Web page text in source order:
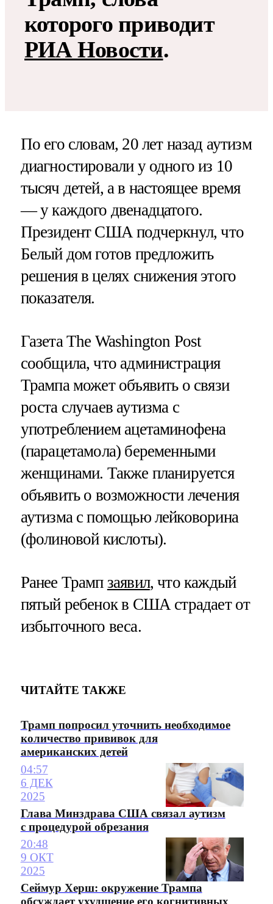
которого приводит
РИА Новости.
По его словам, 20 лет назад аутизм
диагностировали у одного из 10
тысяч детей, а в настоящее время
— у каждого двенадцатого.
Президент США подчеркнул, что
Белый дом готов предложить
решения в целях снижения этого
показателя.
Газета The Washington Post
сообщила, что администрация
Трампа может объявить о связи
роста случаев аутизма с
употреблением ацетаминофена
(парацетамола) беременными
женщинами. Также планируется
объявить о возможности лечения
аутизма с помощью лейковорина
(фолиновой кислоты).
Ранее Трамп заявил, что каждый
пятый ребенок в США страдает от
избыточного веса.
ЧИТАЙТЕ ТАКЖЕ
Трамп попросил уточнить необходимое
количество прививок для
американских детей
04:57
6 ДЕК
2025
Глава Минздрава США связал аутизм
с процедурой обрезания
20:48
9 ОКТ
2025
Сеймур Херш: окружение Трампа
обсуждает ухудшение его когнитивных